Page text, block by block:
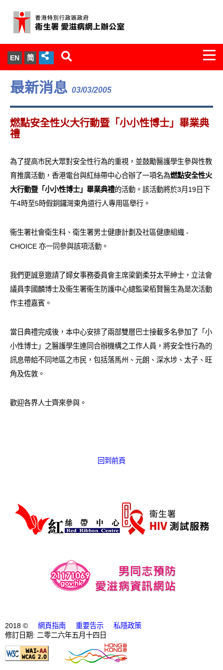
EN 简
關於我們
服務範圍
文件櫃
統計數字
愛滋病病毒感染與醫護人員專家組
愛滋病呈報表格
最新消息 03/03/2005
燃點安全性火大行動暨「小小性博士」畢業典
禮
為了提高市民大眾對安全性行為的重視，並鼓勵醫護學生參與性教
育推廣活動，香港電台與紅絲帶中心合辦了一項名為燃點安全性火
大行動暨「小小性博士」畢業典禮的活動。該活動將於3月19日下
午4時至5時假銅鑼灣東角道行人專用區舉行。
衞生署社會衛生科、衛生署男士健康計劃及社區健康組織 -
CHOICE 亦一同參與該項活動。
我們更誠意邀請了婦女事務委員會主席梁劉柔芬太平紳士，立法會
議員李國麟博士及衞生署衞生防護中心總監梁栢賢醫生為是次活動
作主禮嘉賓。
當日典禮完成後，本中心安排了兩部雙層巴士接載多名參加了「小
小性博士」之醫護學生連同合辦機構之工作人員，將安全性行為的
訊息帶給不同地區之市民，包括落馬州、元朗、深水埗、太子、旺
角及佐敦。
歡迎各界人士齊來參與。
回到前頁
2018 © 網頁指南 重要告示
私隱政策
修訂日期: 二零二六年五月十四日